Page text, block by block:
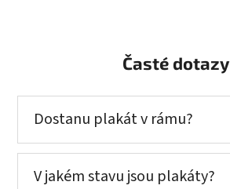
Časté dotazy
Dostanu plakát v rámu?
V jakém stavu jsou plakáty?